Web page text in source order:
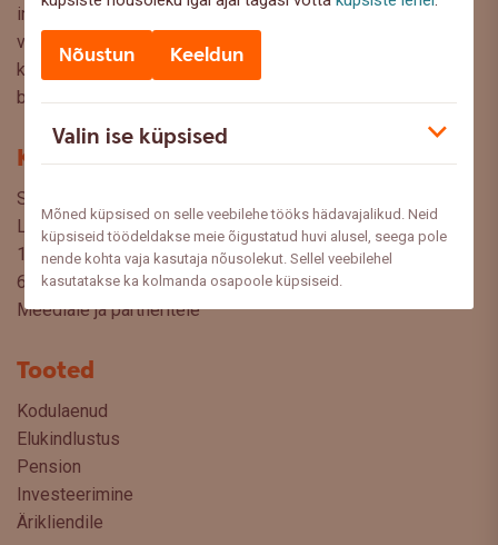
Nõustun Keeldun
Valin ise küpsised
Mõned küpsised on selle veebilehe tööks hädavajalikud. Neid
küpsiseid töödeldakse meie õigustatud huvi alusel, seega pole
nende kohta vaja kasutaja nõusolekut. Sellel veebilehel
kasutatakse ka kolmanda osapoole küpsiseid.
infot ja kasulikke nõuandeid, et saaksite teha kaalutud
valikuid oma rahaasjade korraldamisel. Ootame väga teie
küsimusi, ettepanekuid ja arvamusi, millistel teemadel siit
blogist lugeda sooviksite: meedia@swedbank.ee.
Kontakt
Swedbank AS
Liivalaia 34
15040 Tallinn, Estonia
6310 310
Meediale ja partneritele
Tooted
Kodulaenud
Elukindlustus
Pension
Investeerimine
Ärikliendile